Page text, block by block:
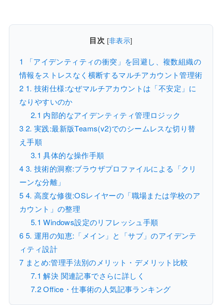
目次 [非表示]
1
「アイデンティティの衝突」を回避し、複数組織の
情報をストレスなく横断するマルチアカウント管理術
2 1. 技術仕様:なぜマルチアカウントは「不安定」に
なりやすいのか
2.1 内部的なアイデンティティ管理ロジック
3 2. 実践:最新版Teams(v2)でのシームレスな切り替
え手順
3.1 具体的な操作手順
4 3. 技術的洞察:ブラウザプロファイルによる「クリ
ーンな分離」
5 4. 高度な修復:OSレイヤーの「職場または学校のア
カウント」の整理
5.1 Windows設定のリフレッシュ手順
6 5. 運用の知恵:「メイン」と「サブ」のアイデンテ
ィティ設計
7 まとめ:管理手法別のメリット・デメリット比較
7.1 解決 関連記事でさらに詳しく
7.2Office・仕事術の人気記事ランキング